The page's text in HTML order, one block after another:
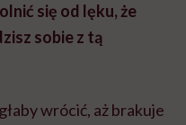
się od lęku, że
sobie z tą
wrócić, aż brakuje